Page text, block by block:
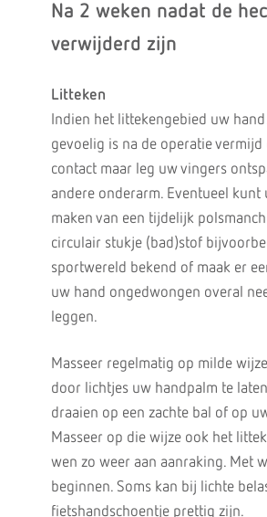
Na 2 weken nadat de
verwijderd zijn
Litteken
Indien het littekengebied uw
gevoelig is na de operatie vermijd
contact maar leg uw vingers
andere onderarm. Eventueel kunt
maken van een tijdelijk
circulair stukje (bad)stof
sportwereld bekend of maak er
uw hand ongedwongen overal
leggen.
Masseer regelmatig op milde
door lichtjes uw handpalm te
draaien op een zachte bal of op
Masseer op die wijze ook het
wen zo weer aan aanraking. Met
beginnen. Soms kan bij lichte
fietshandschoentje prettig zijn.